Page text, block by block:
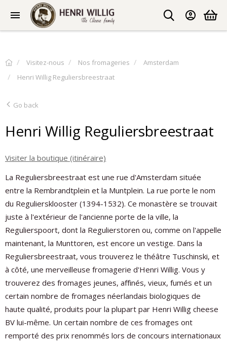
Visitez-nous Nos fromageries
Amsterdam
Henri Willig Reguliersbreestraat
Go back
Henri Willig Reguliersbreestraat
Visiter la boutique (itinéraire)
La Reguliersbreestraat est une rue d'Amsterdam située
entre la Rembrandtplein et la Muntplein. La rue porte le nom
du Reguliersklooster (1394-1532). Ce monastère se trouvait
juste à l'extérieur de l'ancienne porte de la ville, la
Regulierspoort, dont la Regulierstoren ou, comme on l'appelle
maintenant, la Munttoren, est encore un vestige. Dans la
Reguliersbreestraat, vous trouverez le théâtre Tuschinski, et
à côté, une merveilleuse fromagerie d'Henri Willig. Vous y
trouverez des fromages jeunes, affinés, vieux, fumés et un
certain nombre de fromages néerlandais biologiques de
haute qualité, produits pour la plupart par Henri Willig cheese
BV lui-même. Un certain nombre de ces fromages ont
remporté des prix renommés lors de concours internationaux